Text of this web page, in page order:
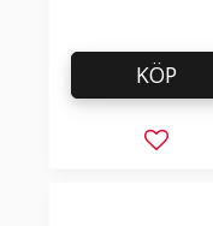
Lägg
KÖP